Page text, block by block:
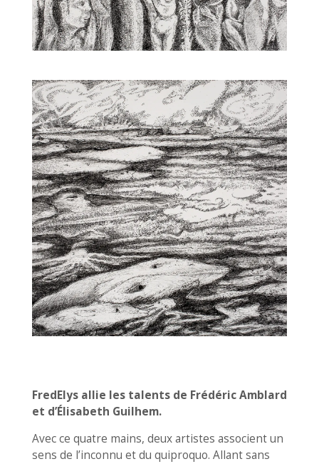
FredElys allie les talents de Frédéric Amblard
et d’Élisabeth Guilhem.
Avec ce quatre mains, deux artistes associent un
sens de l’inconnu et du quiproquo. Allant sans